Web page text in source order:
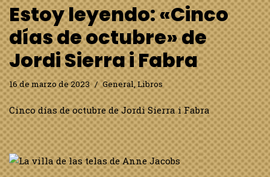
Estoy leyendo: «Cinco
días de octubre» de
Jordi Sierra i Fabra
16 de marzo de 2023 General,Libros
Cinco días de octubre de Jordi Sierra i Fabra